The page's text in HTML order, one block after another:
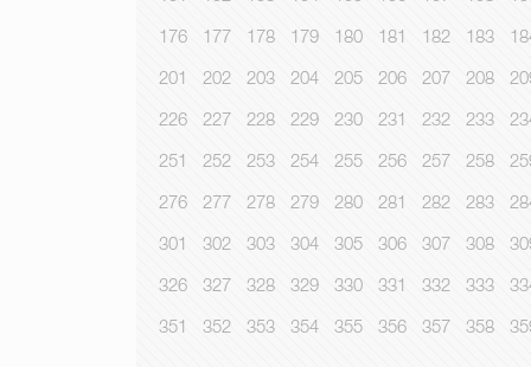
176 177 178 179 180 181 182 183
201 202 203 204 205 206 207 208
226 227 228 229 230 231 232 233
251 252 253 254 255 256 257 258
276 277 278 279 280 281 282 283
301 302 303 304 305 306 307 308
326 327 328 329 330 331 332 333
351 352 353 354 355 356 357 358